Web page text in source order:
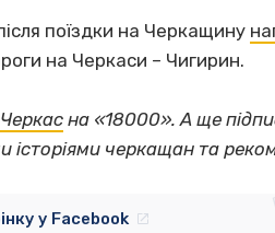
поїздки на Черкащину
на Черкаси – Чигирин.
на «18000». А ще
історіями черкащан та
у Facebook